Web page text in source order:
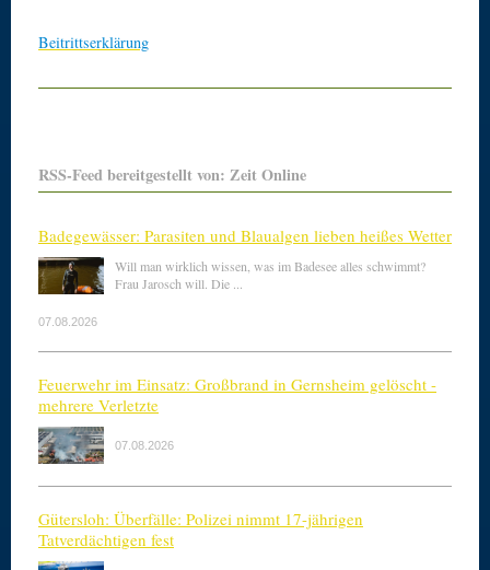
Beitrittserklärung
RSS-Feed bereitgestellt von: Zeit Online
Badegewässer: Parasiten und Blaualgen lieben heißes Wetter
Will man wirklich wissen, was im Badesee alles schwimmt?
Frau Jarosch will. Die ...
07.08.2026
Feuerwehr im Einsatz: Großbrand in Gernsheim gelöscht -
mehrere Verletzte
07.08.2026
Gütersloh: Überfälle: Polizei nimmt 17-jährigen
Tatverdächtigen fest